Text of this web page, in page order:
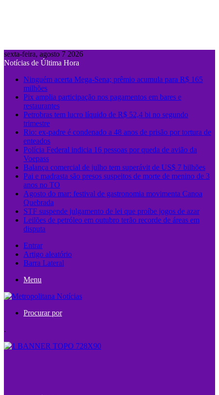
sexta-feira, agosto 7 2026
Notícias de Última Hora
Ninguém acerta Mega-Sena; prêmio acumula para R$ 165
milhões
Pix amplia participação nos pagamentos em bares e
restaurantes
Petrobras tem lucro líquido de R$ 52,4 bi no segundo
trimestre
Rio: ex-padre é condenado a 48 anos de prisão por tortura de
enteados
Polícia Federal indicia 16 pessoas por queda de avião da
Voepass
Balança comercial de julho tem superávit de US$ 7 bilhões
Pai e madrasta são presos suspeitos de morte de menino de 3
anos no TO
Agosto do mar: festival de gastronomia movimenta Canoa
Quebrada
STF suspende julgamento de lei que proíbe jogos de azar
Leilões de petróleo em outubro terão recorde de áreas em
disputa
Entrar
Artigo aleatório
Barra Lateral
Menu
Procurar por
.